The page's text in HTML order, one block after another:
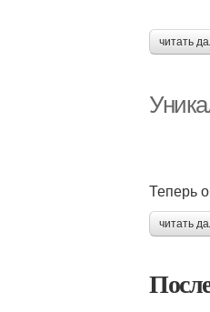
читать
Теперь
читать